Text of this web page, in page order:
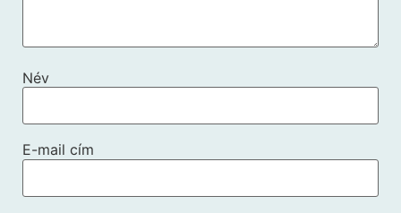
Név
E-mail cím